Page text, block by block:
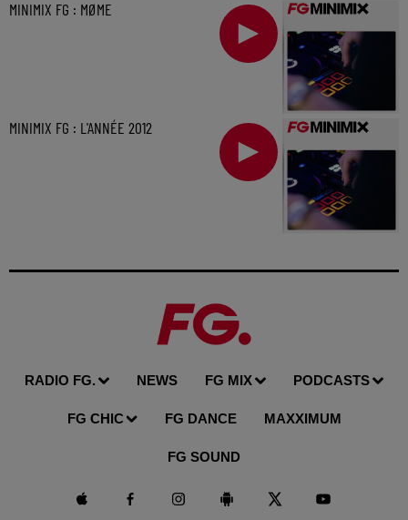
MINIMIX FG : MØME
MINIMIX FG : L'ANNÉE 2012
RADIO FG. NEWS FG MIX PODCASTS
FG CHIC FG DANCE MAXXIMUM
FG SOUND